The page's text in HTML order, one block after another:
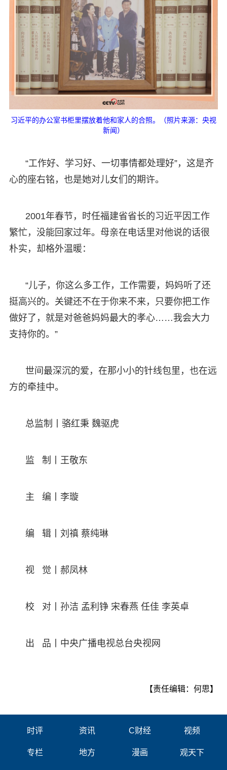
习近平的办公室书柜里摆放着他和家人的合照。（照片来源：央视
新闻）
“工作好、学习好、一切事情都处理好”，这是齐
心的座右铭，也是她对儿女们的期许。
2001年春节，时任福建省省长的习近平因工作
繁忙，没能回家过年。母亲在电话里对他说的话很
朴实，却格外温暖：
“儿子，你这么多工作，工作需要，妈妈听了还
挺高兴的。关键还不在于你来不来，只要你把工作
做好了，就是对爸爸妈妈最大的孝心……我会大力
支持你的。”
世间最深沉的爱，在那小小的针线包里，也在远
方的牵挂中。
总监制丨骆红秉 魏驱虎
监 制丨王敬东
主 编丨李璇
编 辑丨刘禛 蔡纯琳
视 觉丨郝凤林
校 对丨孙洁 孟利铮 宋春燕 任佳 李英卓
出 品丨中央广播电视总台央视网
【责任编辑：何思】
时评 资讯 C财经 视频
专栏 地方 漫画 观天下